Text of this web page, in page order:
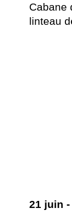
Cabane
linteau
21 juin